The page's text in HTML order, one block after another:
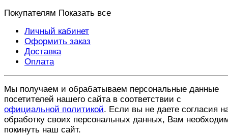
Покупателям Показать все
Личный кабинет
Оформить заказ
Доставка
Оплата
Мы получаем и обрабатываем персональные данные
посетителей нашего сайта в соответствии с
официальной политикой. Если вы не даете согласия
обработку своих персональных данных, Вам
покинуть наш сайт.